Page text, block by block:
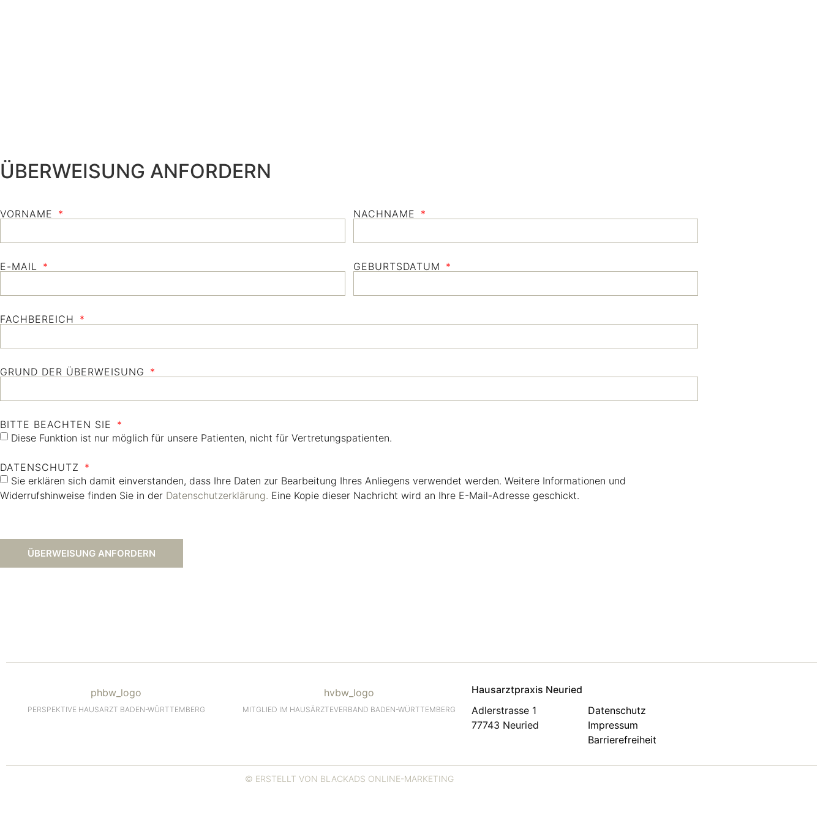
ÜBERWEISUNG ANFORDERN
VORNAME NACHNAME
E-MAIL GEBURTSDATUM
FACHBEREICH
GRUND DER ÜBERWEISUNG
BITTE BEACHTEN SIE
Diese Funktion ist nur möglich für unsere Patienten, nicht für Vertretungspatienten.
DATENSCHUTZ
Sie erklären sich damit einverstanden, dass Ihre Daten zur Bearbeitung Ihres Anliegens verwendet werden. Weitere Informationen und
Widerrufshinweise finden Sie in der Datenschutzerklärung. Eine Kopie dieser Nachricht wird an Ihre E-Mail-Adresse geschickt.
ÜBERWEISUNG ANFORDERN
PERSPEKTIVE HAUSARZT BADEN-WÜRTTEMBERG MITGLIED IM HAUSÄRZTEVERBAND BADEN-WÜRTTEMBERG
Hausarztpraxis Neuried
Adlerstrasse 1
77743 Neuried
Datenschutz
Impressum
Barrierefreiheit
© ERSTELLT VON BLACKADS ONLINE-MARKETING